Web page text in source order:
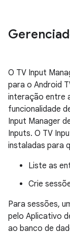
O TV Input
para o Android
interação entre
funcionalidade
Input Manager
Inputs. O TV
instaladas para
Liste as
Crie
Para sessões,
pelo Aplicativo
ao banco de